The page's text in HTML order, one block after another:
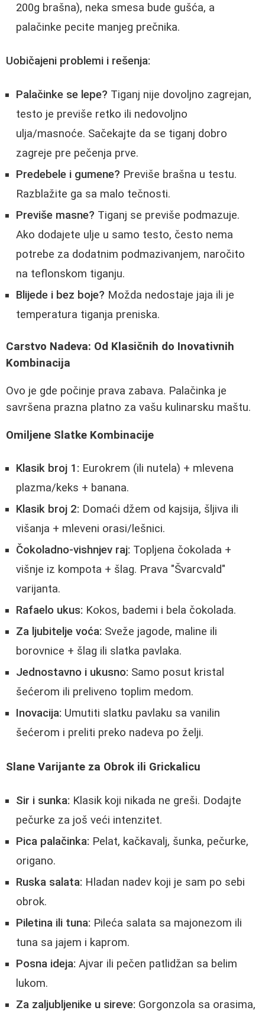
200g brašna), neka smesa bude gušća, a
palačinke pecite manjeg prečnika.
Uobičajeni problemi i rešenja:
Palačinke se lepe? Tiganj nije dovoljno zagrejan,
testo je previše retko ili nedovoljno
ulja/masnoće. Sačekajte da se tiganj dobro
zagreje pre pečenja prve.
Predebele i gumene? Previše brašna u testu.
Razblažite ga sa malo tečnosti.
Previše masne? Tiganj se previše podmazuje.
Ako dodajete ulje u samo testo, često nema
potrebe za dodatnim podmazivanjem, naročito
na teflonskom tiganju.
Blijede i bez boje? Možda nedostaje jaja ili je
temperatura tiganja preniska.
Carstvo Nadeva: Od Klasičnih do Inovativnih
Kombinacija
Ovo je gde počinje prava zabava. Palačinka je
savršena prazna platno za vašu kulinarsku maštu.
Omiljene Slatke Kombinacije
Klasik broj 1: Eurokrem (ili nutela) + mlevena
plazma/keks + banana.
Klasik broj 2: Domaći džem od kajsija, šljiva ili
višanja + mleveni orasi/lešnici.
Čokoladno-vishnjev raj: Topljena čokolada +
višnje iz kompota + šlag. Prava "Švarcvald"
varijanta.
Rafaelo ukus: Kokos, bademi i bela čokolada.
Za ljubitelje voća: Sveže jagode, maline ili
borovnice + šlag ili slatka pavlaka.
Jednostavno i ukusno: Samo posut kristal
šećerom ili preliveno toplim medom.
Inovacija: Umutiti slatku pavlaku sa vanilin
šećerom i preliti preko nadeva po želji.
Slane Varijante za Obrok ili Grickalicu
Sir i sunka: Klasik koji nikada ne greši. Dodajte
pečurke za još veći intenzitet.
Pica palačinka: Pelat, kačkavalj, šunka, pečurke,
origano.
Ruska salata: Hladan nadev koji je sam po sebi
obrok.
Piletina ili tuna: Pileća salata sa majonezom ili
tuna sa jajem i kaprom.
Posna ideja: Ajvar ili pečen patlidžan sa belim
lukom.
Za zaljubljenike u sireve: Gorgonzola sa orasima,